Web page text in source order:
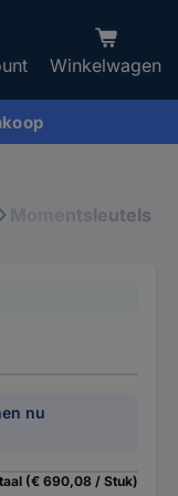
Winkelwagen
Momentsleutels
nu
(€ 690,08 / Stuk)